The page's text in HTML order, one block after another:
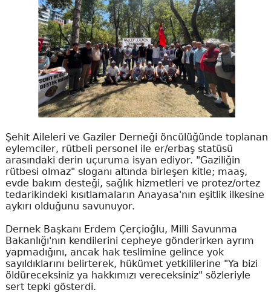
Şehit Aileleri ve Gaziler Derneği öncülüğünde toplanan
eylemciler, rütbeli personel ile er/erbaş statüsü
arasındaki derin uçuruma isyan ediyor. "Gaziliğin
rütbesi olmaz" sloganı altında birleşen kitle; maaş,
evde bakım desteği, sağlık hizmetleri ve protez/ortez
tedarikindeki kısıtlamaların Anayasa'nın eşitlik ilkesine
aykırı olduğunu savunuyor.
Dernek Başkanı Erdem Çerçioğlu, Milli Savunma
Bakanlığı'nın kendilerini cepheye gönderirken ayrım
yapmadığını, ancak hak teslimine gelince yok
sayıldıklarını belirterek, hükümet yetkililerine "Ya bizi
öldüreceksiniz ya hakkımızı vereceksiniz" sözleriyle
sert tepki gösterdi.